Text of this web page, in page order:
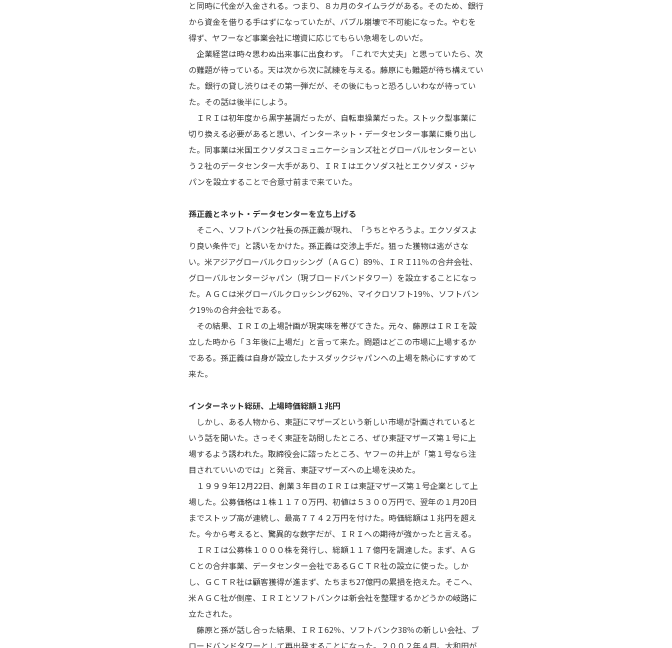
と同時に代金が入金される。つまり、８カ月のタイムラグがある。そのため、銀行
から資金を借りる手はずになっていたが、バブル崩壊で不可能になった。やむを
得ず、ヤフーなど事業会社に増資に応じてもらい急場をしのいだ。
企業経営は時々思わぬ出来事に出食わす。「これで大丈夫」と思っていたら、次
の難題が待っている。天は次から次に試練を与える。藤原にも難題が待ち構えてい
た。銀行の貸し渋りはその第一弾だが、その後にもっと恐ろしいわなが待ってい
た。その話は後半にしよう。
ＩＲＩは初年度から黒字基調だったが、自転車操業だった。ストック型事業に
切り換える必要があると思い、インターネット・データセンター事業に乗り出し
た。同事業は米国エクソダスコミュニケーションズ社とグローバルセンターとい
う２社のデータセンター大手があり、ＩＲＩはエクソダス社とエクソダス・ジャ
パンを設立することで合意寸前まで来ていた。
孫正義とネット・データセンターを立ち上げる
そこへ、ソフトバンク社長の孫正義が現れ、「うちとやろうよ。エクソダスよ
り良い条件で」と誘いをかけた。孫正義は交渉上手だ。狙った獲物は逃がさな
い。米アジアグローバルクロッシング（ＡＧＣ）89％、ＩＲＩ11％の合弁会社、
グローバルセンタージャパン（現ブロードバンドタワー）を設立することになっ
た。ＡＧＣは米グローバルクロッシング62％、マイクロソフト19％、ソフトバン
ク19％の合弁会社である。
その結果、ＩＲＩの上場計画が現実味を帯びてきた。元々、藤原はＩＲＩを設
立した時から「３年後に上場だ」と言って来た。問題はどこの市場に上場するか
である。孫正義は自身が設立したナスダックジャパンへの上場を熱心にすすめて
来た。
インターネット総研、上場時価総額１兆円
しかし、ある人物から、東証にマザーズという新しい市場が計画されていると
いう話を聞いた。さっそく東証を訪問したところ、ぜひ東証マザーズ第１号に上
場するよう誘われた。取締役会に諮ったところ、ヤフーの井上が「第１号なら注
目されていいのでは」と発言、東証マザーズへの上場を決めた。
１９９９年12月22日、創業３年目のＩＲＩは東証マザーズ第１号企業として上
場した。公募価格は１株１１７０万円、初値は５３００万円で、翌年の１月20日
までストップ高が連続し、最高７７４２万円を付けた。時価総額は１兆円を超え
た。今から考えると、驚異的な数字だが、ＩＲＩへの期待が強かったと言える。
ＩＲＩは公募株１０００株を発行し、総額１１７億円を調達した。まず、ＡＧ
Ｃとの合弁事業、データセンター会社であるＧＣＴＲ社の設立に使った。しか
し、ＧＣＴＲ社は顧客獲得が進まず、たちまち27億円の累損を抱えた。そこへ、
米ＡＧＣ社が倒産、ＩＲＩとソフトバンクは新会社を整理するかどうかの岐路に
立たされた。
藤原と孫が話し合った結果、ＩＲＩ62％、ソフトバンク38％の新しい会社、ブ
ロードバンドタワーとして再出発することになった。２００２年４月、大和田が